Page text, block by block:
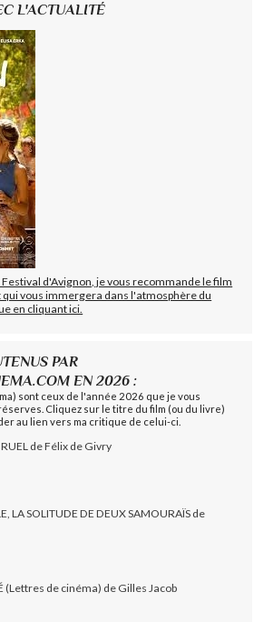
L'ACTUALITÉ
d'Avignon, je vous recommande le film
vous immergera dans l'atmosphère du
en cliquant ici.
PAR
EN 2026 :
sont ceux de l'année 2026 que je vous
Cliquez sur le titre du film (ou du livre)
au lien vers ma critique de celui-ci.
de Félix de Givry
LA SOLITUDE DE DEUX SAMOURAÏS de
(Lettres de cinéma) de Gilles Jacob